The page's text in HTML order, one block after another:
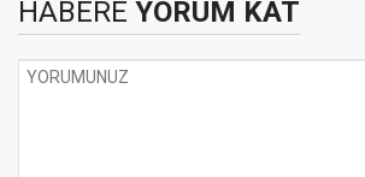
HABERE YORUM KAT